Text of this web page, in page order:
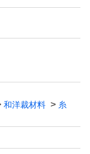
和洋裁材料
糸